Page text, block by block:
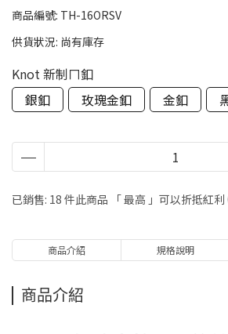
商品編號: TH-16ORSV
供貨狀況: 尚有庫存
Knot 新制ㄇ釦
銀釦
玫瑰金釦 金釦
已銷售: 18 件此商品 「 最高 」可以折抵紅利
商品介紹 規格說明
商品介紹